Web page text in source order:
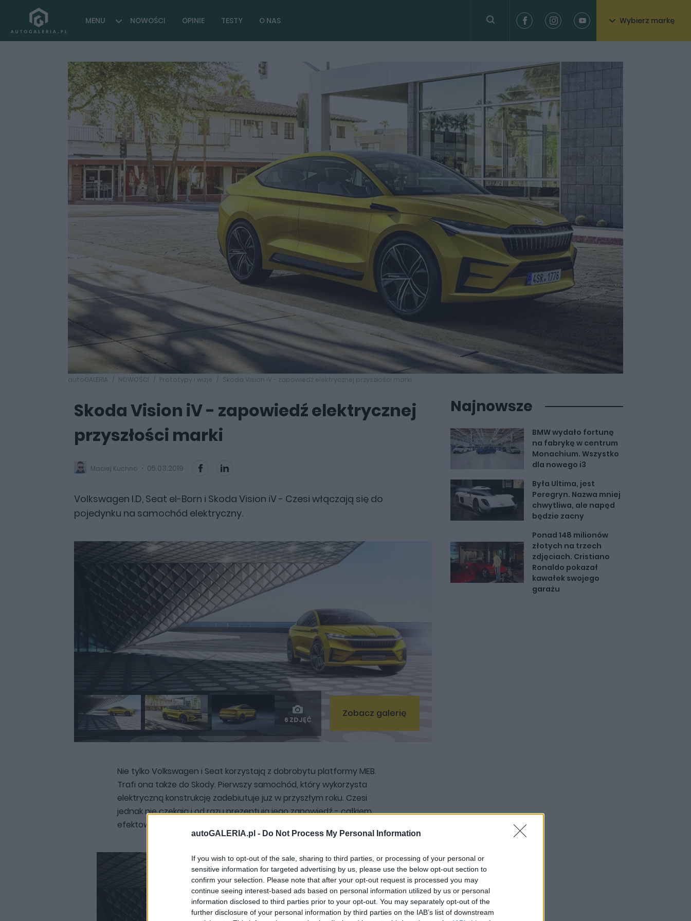
autoGALERIA.pl - Do Not Process My Personal Information
If you wish to opt-out of the sale, sharing to third parties, or processing of your personal or
sensitive information for targeted advertising by us, please use the below opt-out section to
confirm your selection. Please note that after your opt-out request is processed you may
continue seeing interest-based ads based on personal information utilized by us or personal
information disclosed to third parties prior to your opt-out. You may separately opt-out of the
further disclosure of your personal information by third parties on the IAB’s list of downstream
MENU NOWOŚCI OPINIE TESTY O NAS Wybierz markę
autoGALERIA NOWOŚCI Prototypy i wizje Skoda Vision iV - zapowiedź elektrycznej przyszłości marki
Skoda Vision iV - zapowiedź elektrycznej
przyszłości marki
Maciej Kuchno 05.03.2019
Volkswagen I.D, Seat el-Born i Skoda Vision iV - Czesi włączają się do
pojedynku na samochód elektryczny.
6 ZDJĘĆ
Zobacz galerię
Nie tylko Volkswagen i Seat korzystają z dobrobytu platformy MEB.
Trafi ona także do Skody. Pierwszy samochód, który wykorzysta
elektryczną konstrukcję zadebiutuje już w przyszłym roku. Czesi
jednak nie czekają i od razu prezentują jego zapowiedź - całkiem
efektowną i obiecującą wizualnie.
Najnowsze
BMW wydało fortunę
na fabrykę w centrum
Monachium. Wszystko
dla nowego i3
Była Ultima, jest
Peregryn. Nazwa mniej
chwytliwa, ale napęd
będzie zacny
Ponad 148 milionów
złotych na trzech
zdjęciach. Cristiano
Ronaldo pokazał
kawałek swojego
garażu